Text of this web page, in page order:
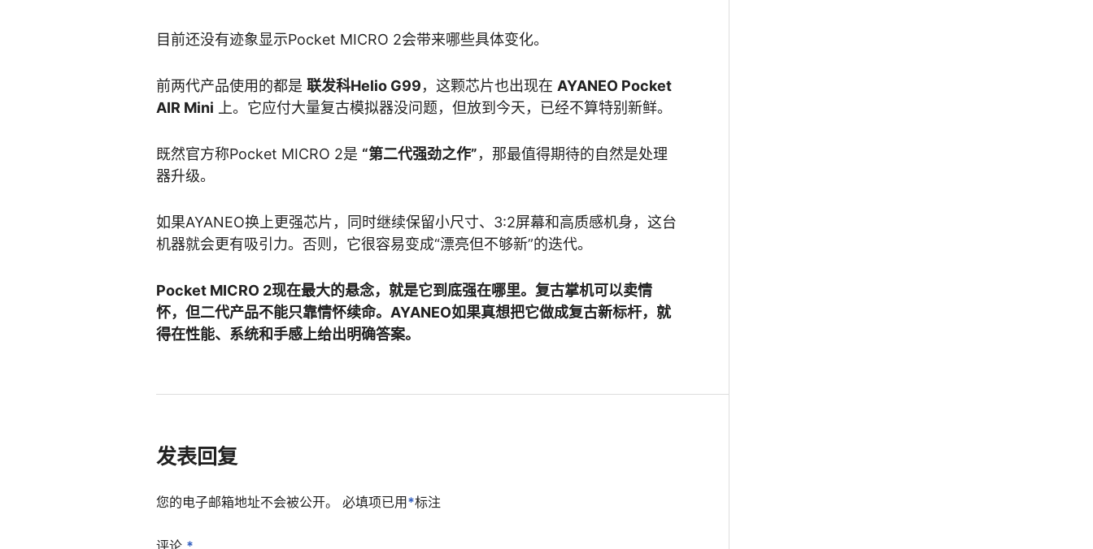
目前还没有迹象显示Pocket MICRO 2会带来哪些具体变化。
前两代产品使用的都是 联发科Helio G99，这颗芯片也出现在 AYANEO Pocket
AIR Mini 上。它应付大量复古模拟器没问题，但放到今天，已经不算特别新鲜。
既然官方称Pocket MICRO 2是 “第二代强劲之作”，那最值得期待的自然是处理
器升级。
如果AYANEO换上更强芯片，同时继续保留小尺寸、3:2屏幕和高质感机身，这台
机器就会更有吸引力。否则，它很容易变成“漂亮但不够新”的迭代。
Pocket MICRO 2现在最大的悬念，就是它到底强在哪里。复古掌机可以卖情
怀，但二代产品不能只靠情怀续命。AYANEO如果真想把它做成复古新标杆，就
得在性能、系统和手感上给出明确答案。
发表回复
您的电子邮箱地址不会被公开。 必填项已用 *标注